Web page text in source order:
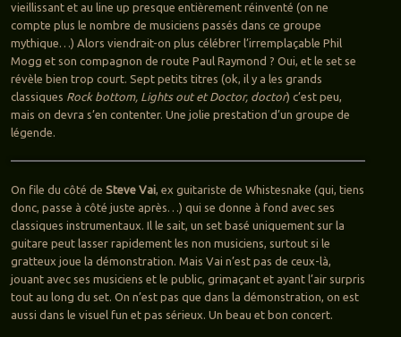
vieillissant et au line up presque entièrement réinventé (on ne
compte plus le nombre de musiciens passés dans ce groupe
mythique…) Alors viendrait-on plus célébrer l’irremplaçable Phil
Mogg et son compagnon de route Paul Raymond ? Oui, et le set se
révèle bien trop court. Sept petits titres (ok, il y a les grands
classiques Rock bottom, Lights out et Doctor, doctor) c’est peu,
mais on devra s’en contenter. Une jolie prestation d’un groupe de
légende.
On file du côté de Steve Vai, ex guitariste de Whistesnake (qui, tiens
donc, passe à côté juste après…) qui se donne à fond avec ses
classiques instrumentaux. Il le sait, un set basé uniquement sur la
guitare peut lasser rapidement les non musiciens, surtout si le
gratteux joue la démonstration. Mais Vai n’est pas de ceux-là,
jouant avec ses musiciens et le public, grimaçant et ayant l’air surpris
tout au long du set. On n’est pas que dans la démonstration, on est
aussi dans le visuel fun et pas sérieux. Un beau et bon concert.